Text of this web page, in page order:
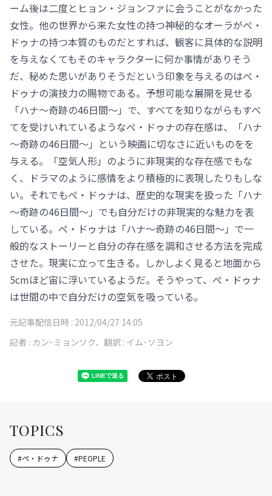
ーム後は二度とヒョン・ジョンファに会うことがなかった
女性。他の世界から来た女性の持つ神秘的なオーラがぺ・
ドゥナの持つ本質のものだとすれば、観客に具体的な説明
を与えなくてもそのキャラクターに何か事情がありそう
だ、秘めた思いがありそうだという印象を与えるのはぺ・
ドゥナの演技力の賜物である。予想可能な展開を見せる
「ハナ～奇跡の46日間～」で、すべてを知りながらもすべ
てを受けいれているようなぺ・ドゥナの存在感は、「ハナ
～奇跡の46日間～」という映画に切なさに近いものをを
与える。「空気人形」のように非現実的な存在感でもな
く、ドラマのように感情をより積極的に表現したりもしな
い。それでもぺ・ドゥナは、歴史的な現実を扱った「ハナ
～奇跡の46日間～」でも自分だけの非現実的な魅力を表
している。ぺ・ドゥナは「ハナ～奇跡の46日間～」で一
般的なストーリーと自分の存在感を調和させる方法を完成
させた。現実に立って生きる。しかしよく見ると地面から
5cmほど宙に浮いているようだ。そうやって、ぺ・ドゥナ
は世間の中で自分だけの空気を吸っている。
元記事配信日時 : 2012/04/27 14:05
記者 : カン･ミョンソク、翻訳 : イム･ソヨン
TOPICS
#ペ・ドゥナ #PEOPLE